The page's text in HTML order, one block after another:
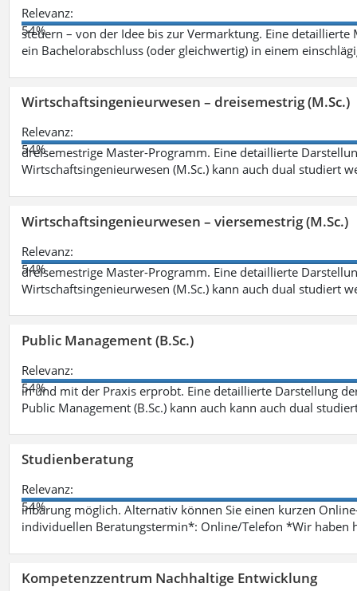
Relevanz:
54%
steuern – von der Idee bis zur Vermarktung. Eine
ein Bachelorabschluss (oder gleichwertig) in einem
Wirtschaftsingenieurwesen – dreisemestrig (M.Sc.)
Relevanz:
54%
dreisemestrige Master-Programm. Eine detaillierte
Wirtschaftsingenieurwesen (M.Sc.) kann auch dual studiert
Wirtschaftsingenieurwesen – viersemestrig (M.Sc.)
Relevanz:
54%
dreisemestrige Master-Programm. Eine detaillierte
Wirtschaftsingenieurwesen (M.Sc.) kann auch dual studiert
Public Management (B.Sc.)
Relevanz:
54%
in und mit der Praxis erprobt. Eine detaillierte Darstellung
Public Management (B.Sc.) kann auch kann auch dual
Studienberatung
Relevanz:
54%
inbarung möglich. Alternativ können Sie einen kurzen
individuellen Beratungstermin*: Online/Telefon *Wir haben
Kompetenzzentrum Nachhaltige Entwicklung